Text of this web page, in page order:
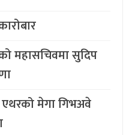
महासचिवमा सुदिप
एथरको मेगा गिभअवे